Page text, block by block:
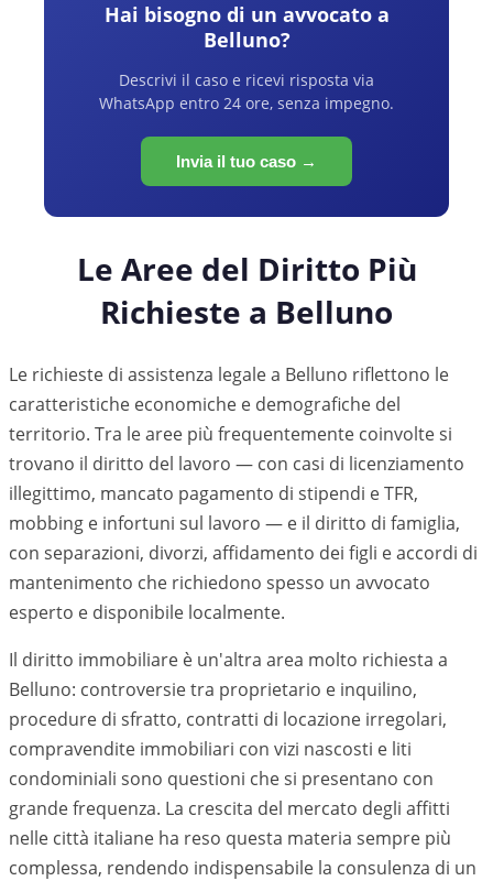
Hai bisogno di un avvocato a
Belluno?
Descrivi il caso e ricevi risposta via
WhatsApp entro 24 ore, senza impegno.
Invia il tuo caso →
Le Aree del Diritto Più
Richieste a Belluno
Le richieste di assistenza legale a Belluno riflettono le
caratteristiche economiche e demografiche del
territorio. Tra le aree più frequentemente coinvolte si
trovano il diritto del lavoro — con casi di licenziamento
illegittimo, mancato pagamento di stipendi e TFR,
mobbing e infortuni sul lavoro — e il diritto di famiglia,
con separazioni, divorzi, affidamento dei figli e accordi di
mantenimento che richiedono spesso un avvocato
esperto e disponibile localmente.
Il diritto immobiliare è un'altra area molto richiesta a
Belluno: controversie tra proprietario e inquilino,
procedure di sfratto, contratti di locazione irregolari,
compravendite immobiliari con vizi nascosti e liti
condominiali sono questioni che si presentano con
grande frequenza. La crescita del mercato degli affitti
nelle città italiane ha reso questa materia sempre più
complessa, rendendo indispensabile la consulenza di un